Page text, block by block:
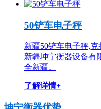
50铲车电子秤
新疆50铲车电子秤,
新疆坤宁衡器设备有
全新疆。
了解详情+